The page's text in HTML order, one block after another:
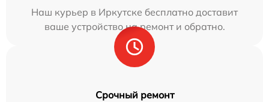
Наш курьер в Иркутске бесплатно доставит
ваше устройство на ремонт и обратно.
Срочный ремонт